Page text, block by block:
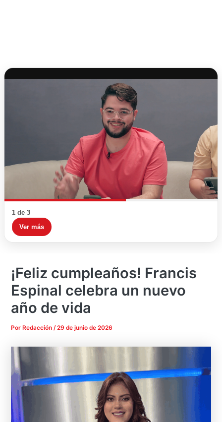
1 de 3
Ver más
¡Feliz cumpleaños! Francis
Espinal celebra un nuevo
año de vida
Por Redacción/29 de junio de 2026